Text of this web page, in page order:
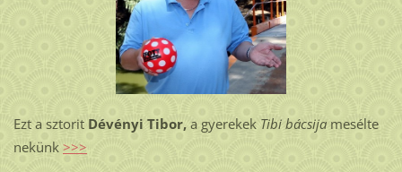
Ezt a sztoritDévényi Tibor,a gyerekek Tibi bácsijamesélte
nekünk >>>